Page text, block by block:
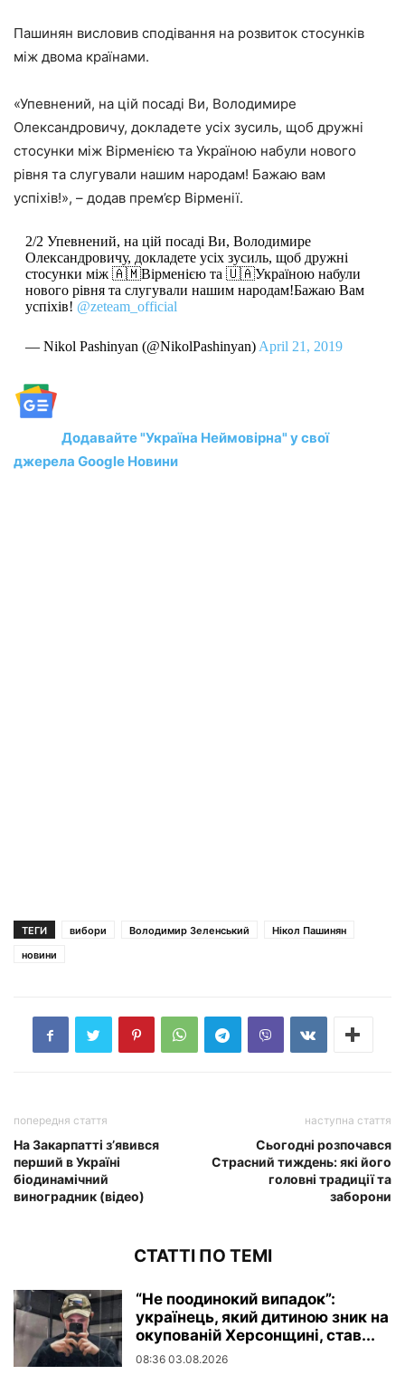
Пашинян висловив сподівання на розвиток стосунків
між двома країнами.
«Упевнений, на цій посаді Ви, Володимире
Олександровичу, докладете усіх зусиль, щоб дружні
стосунки між Вірменією та Україною набули нового
рівня та слугували нашим народам! Бажаю вам
успіхів!», – додав прем’єр Вірменії.
2/2 Упевнений, на цій посаді Ви, Володимире
Олександровичу, докладете усіх зусиль, щоб дружні
стосунки між 🇦🇲Вірменією та 🇺🇦Україною набули
нового рівня та слугували нашим народам!Бажаю Вам
успіхів! @zeteam_official
— Nikol Pashinyan (@NikolPashinyan) April 21, 2019
Додавайте "Україна Неймовірна" у свої
джерела Google Новини
ТЕГИ вибори Володимир Зеленський
Нікол Пашинян
новини
попередня стаття
На Закарпатті з’явився
перший в Україні
біодинамічний
виноградник (відео)
наступна стаття
Сьогодні розпочався
Страсний тиждень: які його
головні традиції та
заборони
СТАТТІ ПО ТЕМІ
“Не поодинокий випадок”:
українець, який дитиною зник на
окупованій Херсонщині, став...
08:36 03.08.2026